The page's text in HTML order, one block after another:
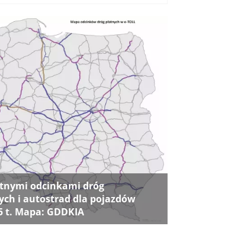
odcinkami dróg
i autostrad dla pojazdów
t. Mapa: GDDKIA